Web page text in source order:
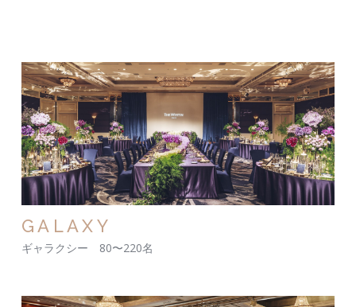
GALAXY
ギャラクシー 80〜220名